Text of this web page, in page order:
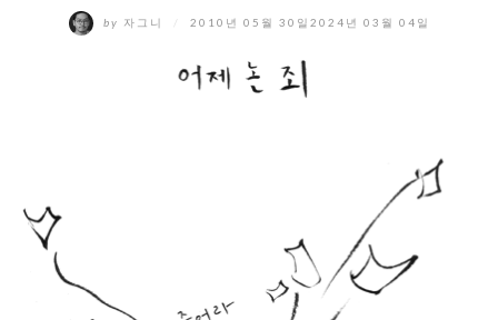
by 자그니 2010년 05월 30일 2024년 03월 04일
MENU
디지털라이프
CHILD
EXPAND
MENU